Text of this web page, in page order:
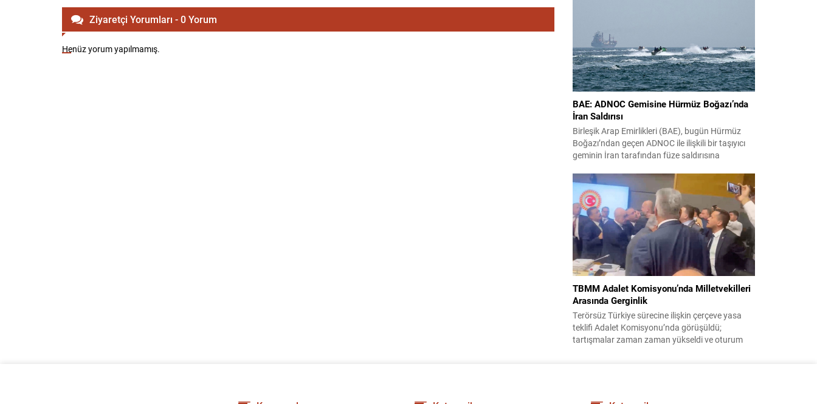
Ziyaretçi Yorumları - 0 Yorum
Henüz yorum yapılmamış.
Yıldız ilk 11’de görev alırken,...
BAE: ADNOC Gemisine Hürmüz Boğazı’nda
İran Saldırısı
Birleşik Arap Emirlikleri (BAE), bugün Hürmüz
Boğazı’ndan geçen ADNOC ile ilişkili bir taşıyıcı
geminin İran tarafından füze saldırısına
alındığını bildirirken saldırıyı kınadı ve Tahran’ı
korsanlıkla suçladı. WAM ajansının aktardığı ilk
açıklamada, ADNOC’a ait bir geminin sabah
saatlerinde hedef alındığı belirtildi; ilerleyen
dakikalarda ise BAE...
TBMM Adalet Komisyonu’nda Milletvekilleri
Arasında Gerginlik
Terörsüz Türkiye sürecine ilişkin çerçeve yasa
teklifi Adalet Komisyonu’nda görüşüldü;
tartışmalar zaman zaman yükseldi ve oturum
arasında söz düellosu başladı; taraflar birbirlerini